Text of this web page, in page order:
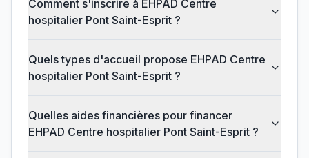
Comment s'inscrire à EHPAD Centre
hospitalier Pont Saint-Esprit ?
Quels types d'accueil propose EHPAD Centre
hospitalier Pont Saint-Esprit ?
Quelles aides financières pour financer
EHPAD Centre hospitalier Pont Saint-Esprit ?